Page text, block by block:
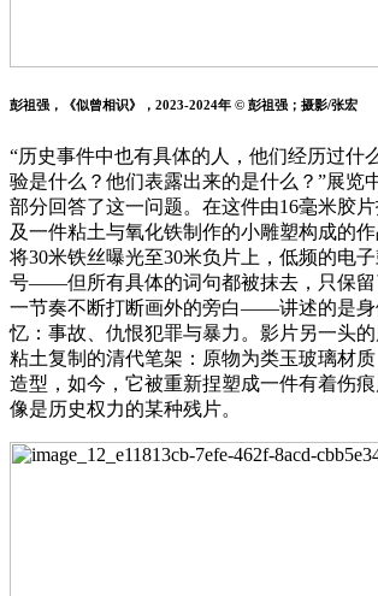
彭祖强，《似曾相识》，2023-2024年 © 彭祖强；摄影/张宏
“历史事件中也有具体的人，他们经历过什
验是什么？他们表露出来的是什么？”展览
部分回答了这一问题。在这件由16毫米胶
及一件粘土与氧化铁制作的小雕塑构成的
将30米铁丝曝光至30米负片上，低频的电
号——但所有具体的词句都被抹去，只保留
一节奏不断打断画外的旁白——讲述的是身
忆：事故、仇恨犯罪与暴力。影片另一头
粘土复制的清代笔架：原物为类玉玻璃材
造型，如今，它被重新捏塑成一件有着伤痕
像是历史权力的某种残片。